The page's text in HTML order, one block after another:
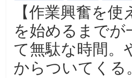
【作業興奮を
を始めるまでが
て無駄な時間。
からついてくる。